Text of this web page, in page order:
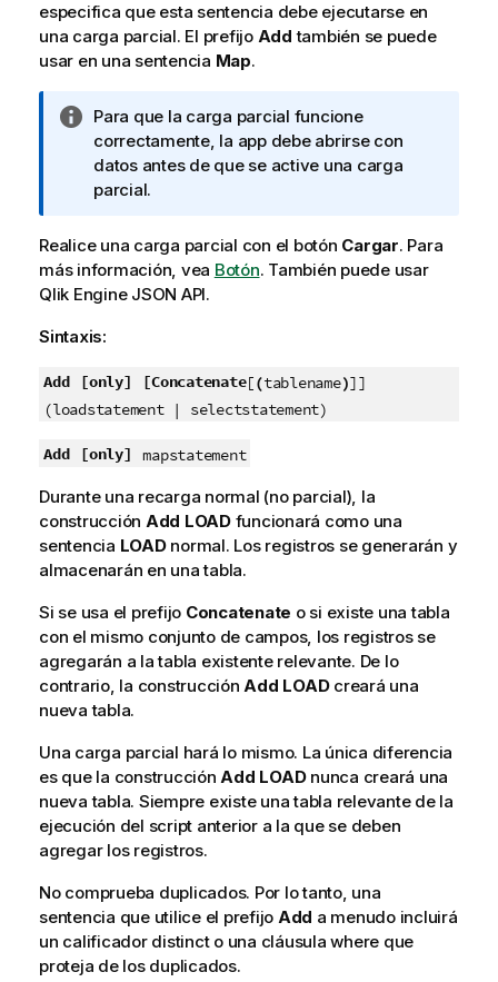
especifica que esta sentencia debe ejecutarse en
una carga parcial. El prefijo Add también se puede
usar en una sentencia Map.
N
o
t
a
n
f
o
m
t
i
a
Para que la carga parcial funcione
correctamente, la app debe abrirse con
datos antes de que se active una carga
parcial.
Realice una carga parcial con el botón Cargar. Para
más información, vea Botón. También puede usar
Qlik Engine JSON API.
Sintaxis:
Add [only] [Concatenate[(tablename)]]
(loadstatement | selectstatement)
Add [only] mapstatement
Durante una recarga normal (no parcial), la
construcción Add LOADfuncionará como una
sentencia LOADnormal. Los registros se generarán y
almacenarán en una tabla.
Si se usa el prefijo Concatenate o si existe una tabla
con el mismo conjunto de campos, los registros se
agregarán a la tabla existente relevante. De lo
contrario, la construcciónAdd LOADcreará una
nueva tabla.
Una carga parcial hará lo mismo. La única diferencia
es que la construcciónAdd LOADnunca creará una
nueva tabla. Siempre existe una tabla relevante de la
ejecución del script anterior a la que se deben
agregar los registros.
No comprueba duplicados. Por lo tanto, una
sentencia que utilice el prefijo Add a menudo incluirá
un calificador distinct o una cláusula where que
proteja de los duplicados.